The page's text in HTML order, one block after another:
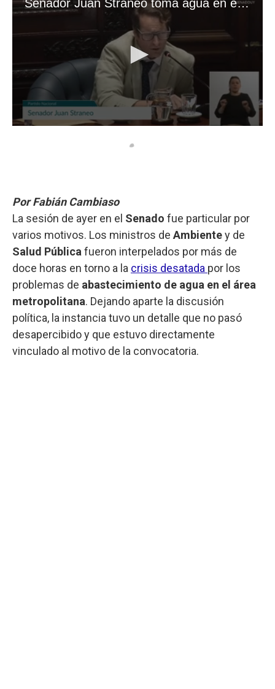
Por Fabián Cambiaso
La sesión de ayer en el Senado fue particular por
varios motivos. Los ministros de Ambientey de
Salud Pública fueron interpelados por más de
doce horas en torno a la crisis desatada por los
problemas de abastecimiento de agua en el área
metropolitana. Dejando aparte la discusión
política, la instancia tuvo un detalle que no pasó
desapercibido y que estuvo directamente
vinculado al motivo de la convocatoria.